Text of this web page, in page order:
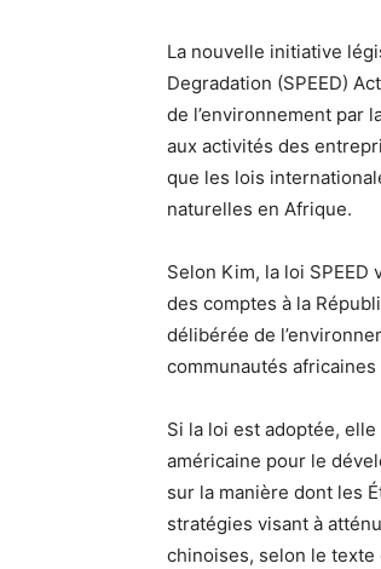
La nouvelle initiative
Degradation (SPEED)
de l’environnement par
aux activités des
que les lois
naturelles en Afrique.
Selon Kim, la loi
des comptes à la
délibérée de
communautés africaines
Si la loi est adoptée, elle
américaine pour le
sur la manière dont les
stratégies visant à
chinoises, selon le texte